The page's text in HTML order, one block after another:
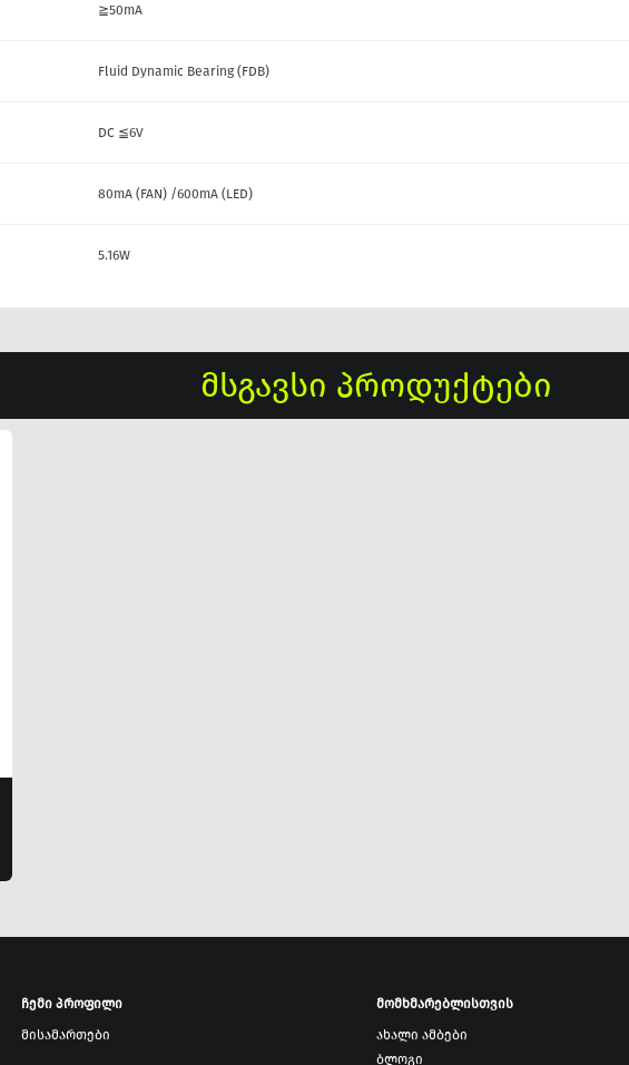
≧50mA
Fluid Dynamic Bearing (FDB)
DC ≦6V
80mA (FAN) /600mA (LED)
5.16W
მსგავსი პროდუქტები
ჩემი პროფილი
მისამართები
მომხმარებლისთვის
ახალი ამბები
ბლოგი